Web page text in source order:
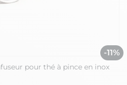
-11%
pour thé à pince en inox